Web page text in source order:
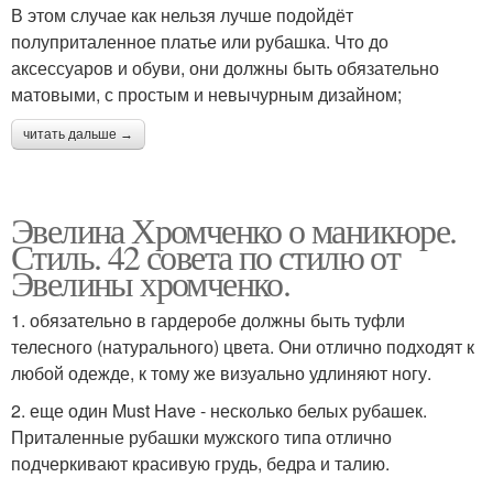
В этом случае как нельзя лучше подойдёт
полуприталенное платье или рубашка. Что до
аксессуаров и обуви, они должны быть обязательно
матовыми, с простым и невычурным дизайном;
читать дальше →
Эвелина Хромченко о маникюре.
Стиль. 42 совета по стилю от
Эвелины хромченко.
1. обязательно в гардеробе должны быть туфли
телесного (натурального) цвета. Они отлично подходят к
любой одежде, к тому же визуально удлиняют ногу.
2. еще один Must Have - несколько белых рубашек.
Приталенные рубашки мужского типа отлично
подчеркивают красивую грудь, бедра и талию.